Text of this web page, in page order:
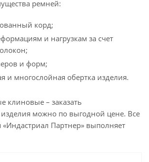
ремней:
корд;
и нагрузкам за счет
и форм;
и многослойная обертка изделия.
клиновые – заказать
можно по выгодной цене. Все
Партнер» выполняет